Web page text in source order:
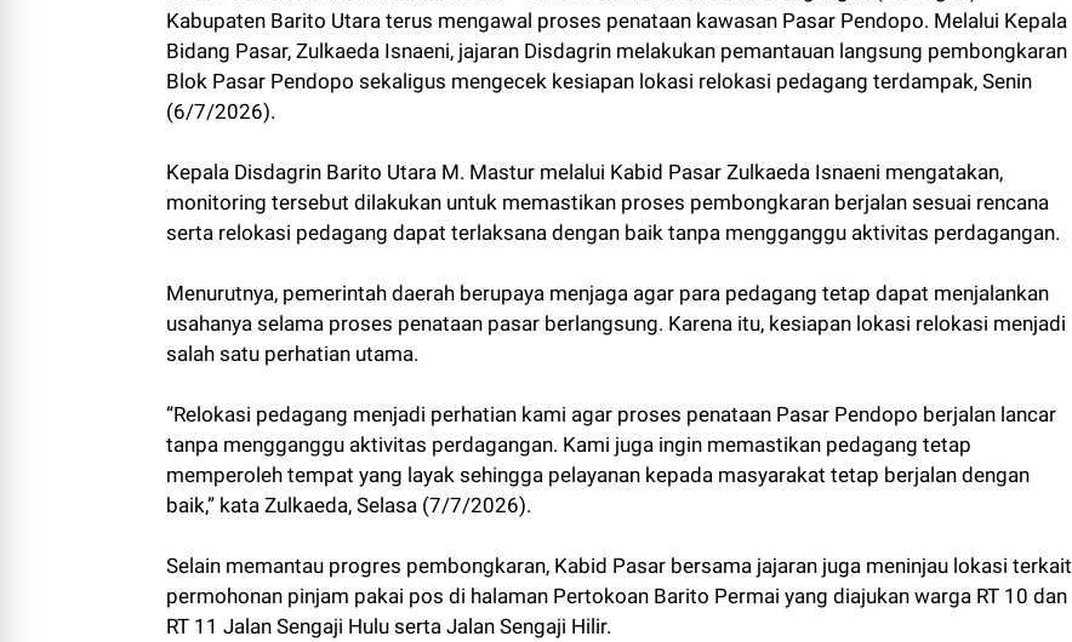
Kabupaten Barito Utara terus mengawal proses penataan kawasan Pasar Pendopo. Melalui Kepala
Bidang Pasar, Zulkaeda Isnaeni, jajaran Disdagrin melakukan pemantauan langsung pembongkaran
Blok Pasar Pendopo sekaligus mengecek kesiapan lokasi relokasi pedagang terdampak, Senin
(6/7/2026).
Kepala Disdagrin Barito Utara M. Mastur melalui Kabid Pasar Zulkaeda Isnaeni mengatakan,
monitoring tersebut dilakukan untuk memastikan proses pembongkaran berjalan sesuai rencana
serta relokasi pedagang dapat terlaksana dengan baik tanpa mengganggu aktivitas perdagangan.
Menurutnya, pemerintah daerah berupaya menjaga agar para pedagang tetap dapat menjalankan
usahanya selama proses penataan pasar berlangsung. Karena itu, kesiapan lokasi relokasi menjadi
salah satu perhatian utama.
“Relokasi pedagang menjadi perhatian kami agar proses penataan Pasar Pendopo berjalan lancar
tanpa mengganggu aktivitas perdagangan. Kami juga ingin memastikan pedagang tetap
memperoleh tempat yang layak sehingga pelayanan kepada masyarakat tetap berjalan dengan
baik,” kata Zulkaeda, Selasa (7/7/2026).
Selain memantau progres pembongkaran, Kabid Pasar bersama jajaran juga meninjau lokasi terkait
permohonan pinjam pakai pos di halaman Pertokoan Barito Permai yang diajukan warga RT 10 dan
RT 11 Jalan Sengaji Hulu serta Jalan Sengaji Hilir.